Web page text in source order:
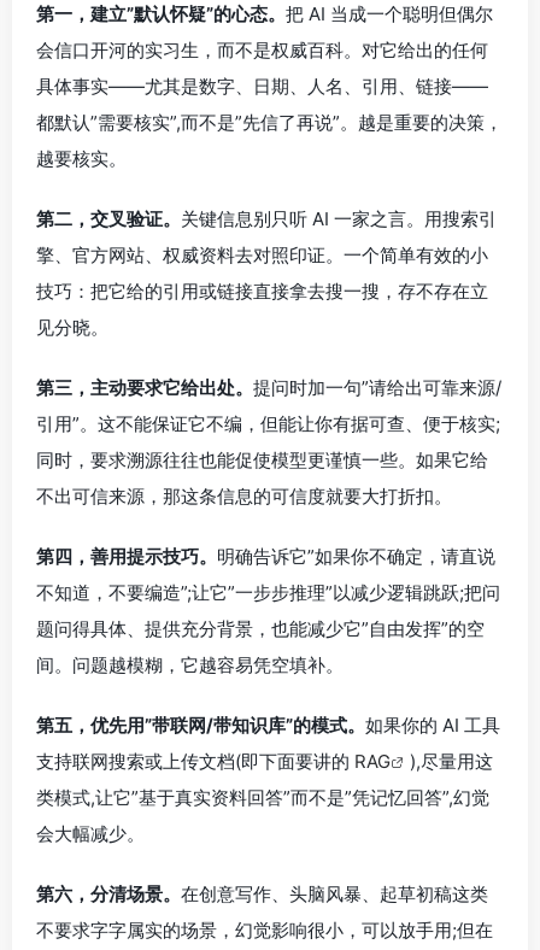
第一，建立”默认怀疑”的心态。 把 AI 当成一个聪明但偶尔
会信口开河的实习生，而不是权威百科。对它给出的任何
具体事实——尤其是数字、日期、人名、引用、链接——
都默认”需要核实”,而不是”先信了再说”。越是重要的决策，
越要核实。
第二，交叉验证。 关键信息别只听 AI 一家之言。用搜索引
擎、官方网站、权威资料去对照印证。一个简单有效的小
技巧：把它给的引用或链接直接拿去搜一搜，存不存在立
见分晓。
第三，主动要求它给出处。 提问时加一句”请给出可靠来源/
引用”。这不能保证它不编，但能让你有据可查、便于核实;
同时，要求溯源往往也能促使模型更谨慎一些。如果它给
不出可信来源，那这条信息的可信度就要大打折扣。
第四，善用提示技巧。 明确告诉它”如果你不确定，请直说
不知道，不要编造”;让它”一步步推理”以减少逻辑跳跃;把问
题问得具体、提供充分背景，也能减少它”自由发挥”的空
间。问题越模糊，它越容易凭空填补。
第五，优先用”带联网/带知识库”的模式。 如果你的 AI 工具
支持联网搜索或上传文档(即下面要讲的 RAG
),尽量用这
类模式,让它”基于真实资料回答”而不是”凭记忆回答”,幻觉
会大幅减少。
第六，分清场景。 在创意写作、头脑风暴、起草初稿这类
不要求字字属实的场景，幻觉影响很小，可以放手用;但在